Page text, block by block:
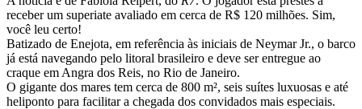
receber um superiate avaliado em cerca de R$ 120 milhões. Sim,
você leu certo!
Batizado de Enejota, em referência às iniciais de Neymar Jr., o barco
já está navegando pelo litoral brasileiro e deve ser entregue ao
craque em Angra dos Reis, no Rio de Janeiro.
O gigante dos mares tem cerca de 800 m², seis suítes luxuosas e até
heliponto para facilitar a chegada dos convidados mais especiais.